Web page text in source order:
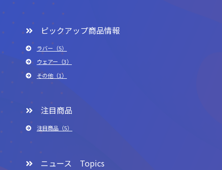
ピックアップ商品情報
ラバー（5）
ウェアー（3）
その他（1）
注目商品
注目商品（5）
ニュース Topics